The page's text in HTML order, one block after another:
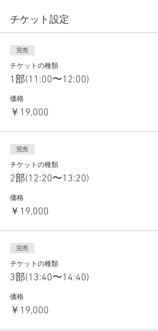
チケット設定
完売
チケットの種類
1部(11:00〜12:00)
価格
￥19,000
完売
チケットの種類
2部(12:20〜13:20)
価格
￥19,000
完売
チケットの種類
3部(13:40〜14:40)
価格
￥19,000